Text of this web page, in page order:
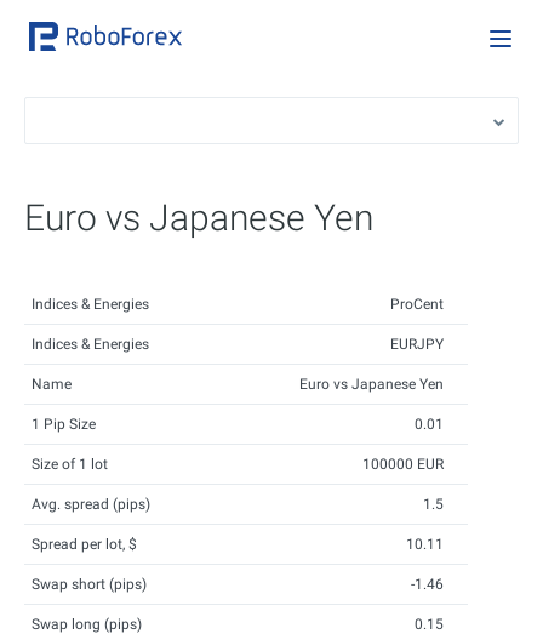
Euro vs Japanese Yen
Indices & Energies ProCent
Indices & Energies EURJPY
Name Euro vs Japanese Yen
1 Pip Size 0.01
Size of 1 lot 100000 EUR
Avg. spread (pips) 1.5
Spread per lot, $ 10.11
Swap short (pips) -1.46
Swap long (pips) 0.15